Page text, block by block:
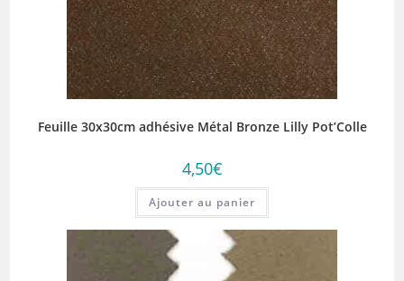
Feuille 30x30cm adhésive Métal Bronze Lilly Pot’Colle
4,50€
Ajouter au panier